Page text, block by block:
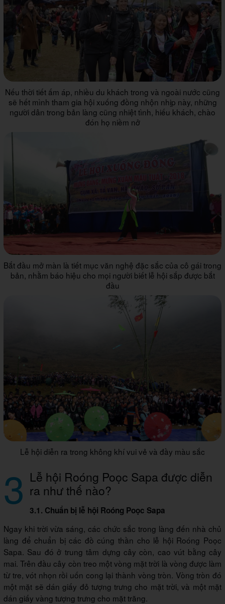
Nếu thời tiết ấm áp, nhiều du khách trong và ngoài nước cũng
sẽ hết mình tham gia hội xuống đồng nhộn nhịp này, những
người dân trong bản làng cũng nhiệt tình, hiếu khách, chào
đón họ niềm nở
Bắt đầu mở màn là tiết mục văn nghệ đặc sắc của cô gái trong
bản, nhằm báo hiệu cho mọi người biết lễ hội sắp được bắt
đầu
Lễ hội diễn ra trong không khí vui vẻ và đầy màu sắc
3 Lễ hội Roóng Poọc Sapa được diễn
ra như thế nào?
3.1. Chuẩn bị lễ hội Roóng Poọc Sapa
Ngay khi trời vừa sáng, các chức sắc trong làng đến nhà chủ
làng để chuẩn bị các đồ cúng thần cho lễ hội Roóng Poọc
Sapa. Sau đó ở trung tâm dựng cây còn, cao vút bằng cây
mai. Trên đầu cây còn treo một vòng mặt trời là vòng được làm
từ tre, vót nhọn rồi uốn cong lại thành vòng tròn. Vòng tròn đó
một mặt sẽ dán giấy đỏ tượng trưng cho mặt trời, và một mặt
dán giấy vàng tượng trưng cho mặt trăng.